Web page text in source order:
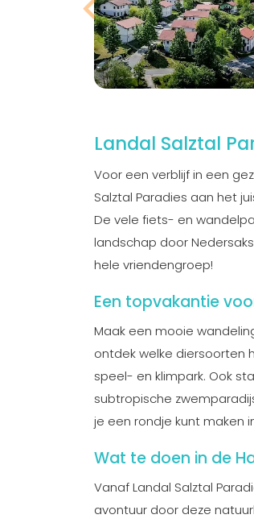
Landal Salztal
Voor een verblijf in een
Salztal Paradies aan het
De vele fiets- en
landschap door
hele vriendengroep!
Een topvakantie
Maak een mooie
ontdek welke diersoorten
speel- en klimpark. Ook
subtropische
je een rondje kunt maken
Wat te doen in de
Vanaf Landal Salztal
avontuur door deze